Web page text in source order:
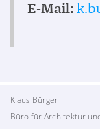
E-Mail:
Klaus Bürger
Büro für Architektur